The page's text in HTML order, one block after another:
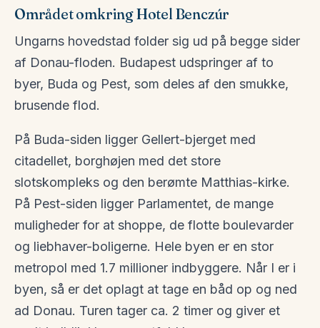
Området omkringHotel Benczúr
Ungarns hovedstad folder sig ud på begge sider
af Donau-floden. Budapest udspringer af to
byer, Buda og Pest, som deles af den smukke,
brusende flod.
På Buda-siden ligger Gellert-bjerget med
citadellet, borghøjen med det store
slotskompleks og den berømte Matthias-kirke.
På Pest-siden ligger Parlamentet, de mange
muligheder for at shoppe, de flotte boulevarder
og liebhaver-boligerne. Hele byen er en stor
metropol med 1.7 millioner indbyggere. Når I er i
byen, så er det oplagt at tage en båd op og ned
ad Donau. Turen tager ca. 2 timer og giver et